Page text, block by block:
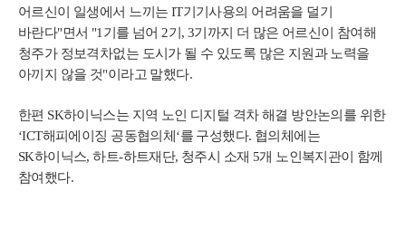
어르신이 일생에서 느끼는 IT기기사용의 어려움을 덜기
바란다"면서 "1기를 넘어 2기, 3기까지 더 많은 어르신이 참여해
청주가 정보격차없는 도시가 될 수 있도록 많은 지원과 노력을
아끼지 않을 것"이라고 말했다.
한편 SK하이닉스는 지역 노인 디지털 격차 해결 방안논의를 위한
‘ICT해피에이징 공동협의체‘를 구성했다. 협의체에는
SK하이닉스, 하트-하트재단, 청주시 소재 5개 노인복지관이 함께
참여했다.